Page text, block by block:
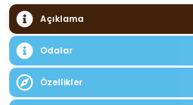
Açıklama
Odalar
Özellikler